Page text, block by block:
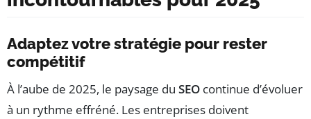
Adaptez votre stratégie pour rester
compétitif
À l’aube de 2025, le paysage du SEO continue d’évoluer
à un rythme effréné. Les entreprises doivent